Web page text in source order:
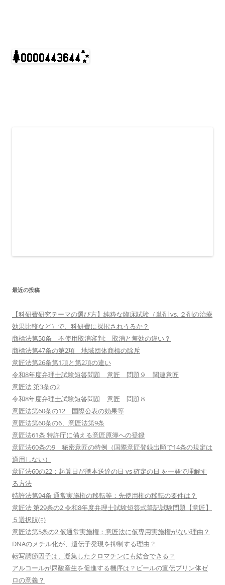
最近の投稿
【科研費研究テーマの選び方】純粋な臨床試験（単剤 vs. ２剤の治療
効果比較など）で、科研費に採択されうるか？
商標法第50条 不使用取消審判: 取消と無効の違い？
商標法第47条の第2項 地域団体商標の除斥
意匠法第26条第1項と第2項の違い
令和8年度弁理士試験短答問題 意匠 問題９ 関連意匠
意匠法 第3条の2
令和8年度弁理士試験短答問題 意匠 問題８
意匠法第60条の12 国際公表の効果等
意匠法第60条の6、意匠法第9条
意匠法61条 特許庁に備える意匠原簿への登録
意匠法60条の9 秘密意匠の特例（国際意匠登録出願で14条の規定は
適用しない）
意匠法60の22：起算日が謄本送達の日 vs 確定の日 を一発で理解す
る方法
特許法第94条 通常実施権の移転等：先使用権の移転の要件は？
意匠法 第29条の2 令和8年度弁理士試験短答式筆記試験問題【意匠】
５選択肢(ﾆ)
意匠法第5条の2 仮通常実施権：意匠法に仮専用実施権がない理由？
DNAのメチル化が、遺伝子発現を抑制する理由？
転写調節因子は、凝集したクロマチンにも結合できる？
アルコールが尿酸産生を促進する機序は？ビールの宣伝プリン体ゼ
ロの意義？